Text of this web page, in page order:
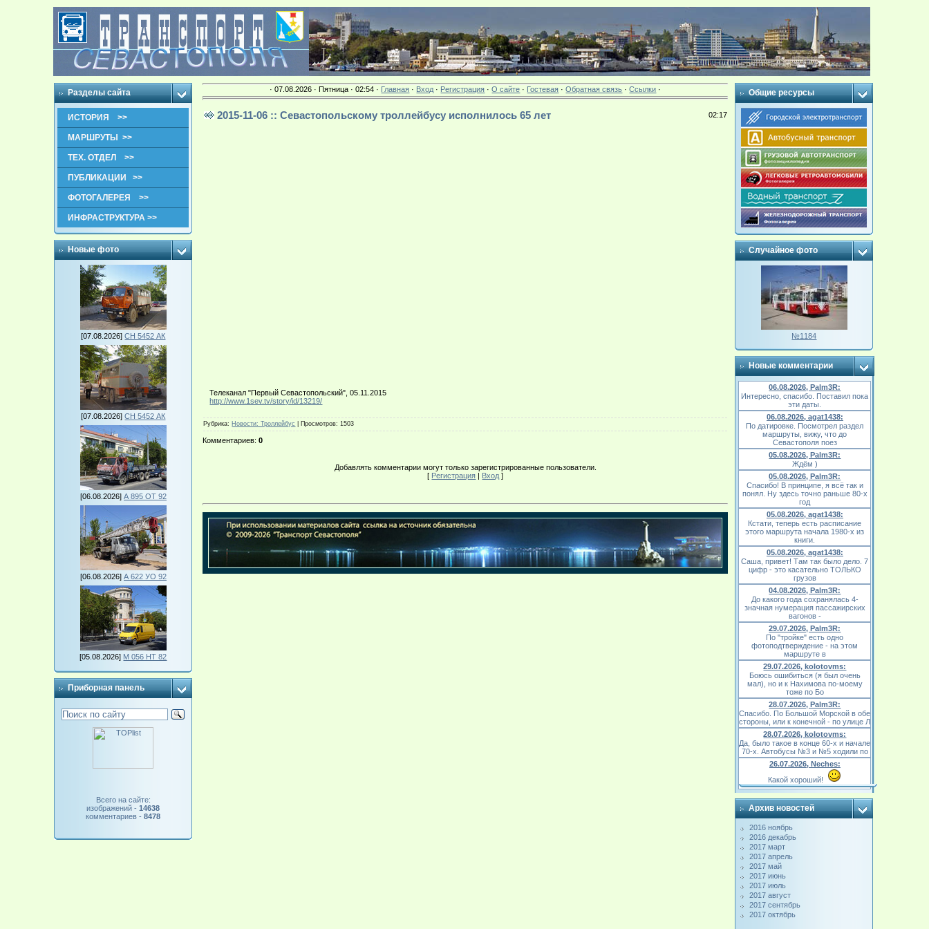
Разделы сайта
ИСТОРИЯ >>
МАРШРУТЫ >>
ТЕХ. ОТДЕЛ >>
ПУБЛИКАЦИИ >>
ФОТОГАЛЕРЕЯ >>
ИНФРАСТРУКТУРА >>
Новые фото
[07.08.2026]СН 5452 АК
[07.08.2026]СН 5452 АК
[06.08.2026] А 895 ОТ 92
[06.08.2026] А 622 УО 92
[05.08.2026] М 056 НТ 82
Приборная панель
Всего на сайте:
изображений -14638
комментариев -8478
· 07.08.2026 · Пятница · 02:54 · Главная · Вход · Регистрация ·О сайте · Гостевая ·Обратная связь ·Ссылки ·
2015-11-06 :: Севастопольскому троллейбусу исполнилось 65 лет 02:17
Телеканал "Первый Севастопольский", 05.11.2015
http://www.1sev.tv/story/id/13219/
Рубрика: Новости: Троллейбус Просмотров: 1503
Комментариев:0
Добавлять комментарии могут только зарегистрированные пользователи.
[ Регистрация | Вход ]
Общие ресурсы
Случайное фото
№1184
Новые комментарии
06.08.2026, Palm3R:
Интересно, спасибо. Поставил пока
эти даты.
06.08.2026, agat1438:
По датировке. Посмотрел раздел
маршруты, вижу, что до
Севастополя поез
05.08.2026, Palm3R:
Ждём )
05.08.2026, Palm3R:
Спасибо! В принципе, я всё так и
понял. Ну здесь точно раньше 80-х
год
05.08.2026, agat1438:
Кстати, теперь есть расписание
этого маршрута начала 1980-х из
книги.
05.08.2026, agat1438:
Саша, привет! Там так было дело. 7
цифр - это касательно ТОЛЬКО
грузов
04.08.2026, Palm3R:
До какого года сохранялась 4-
значная нумерация пассажирских
вагонов -
29.07.2026, Palm3R:
По "тройке" есть одно
фотоподтверждение - на этом
маршруте в
29.07.2026, kolotovms:
Боюсь ошибиться (я был очень
мал), но и к Нахимова по-моему
тоже по Бо
28.07.2026, Palm3R:
Спасибо. По Большой Морской в обе
стороны, или к конечной - по улице Л
28.07.2026, kolotovms:
Да, было такое в конце 60-х и начале
70-х. Автобусы №3 и №5 ходили по
26.07.2026, Neches:
Какой хороший!
Архив новостей
2016 ноябрь
2016 декабрь
2017 март
2017 апрель
2017 май
2017 июнь
2017 июль
2017 август
2017 сентябрь
2017 октябрь